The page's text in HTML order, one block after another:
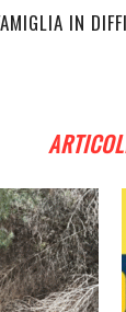
IN